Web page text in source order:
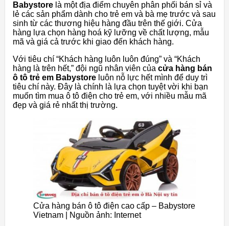
Babystore là một địa điểm chuyên phân phối bán sỉ và
lẻ các sản phẩm dành cho trẻ em và bà mẹ trước và sau
sinh từ các thương hiệu hàng đầu trên thế giới. Cửa
hàng lựa chọn hàng hoá kỹ lưỡng về chất lượng, mẫu
mã và giá cả trước khi giao đến khách hàng.
Với tiêu chí “Khách hàng luôn luôn đúng” và “Khách
hàng là trên hết,” đội ngũ nhân viên của cửa hàng bán
ô tô trẻ em Babystore luôn nỗ lực hết mình để duy trì
tiêu chí này. Đây là chính là lựa chọn tuyệt vời khi bạn
muốn tìm mua ô tô điện cho trẻ em, với nhiều mẫu mã
đẹp và giá rẻ nhất thị trường.
Cửa hàng bán ô tô điện cao cấp – Babystore
Vietnam | Nguồn ảnh: Internet